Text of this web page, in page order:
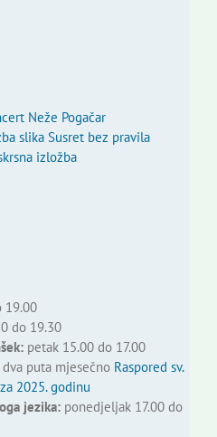
Neže Pogačar
slika Susret bez pravila
izložba
19.00
do 19.30
petak 15.00 do 17.00
puta mjesečno Raspored sv.
2025. godinu
jezika:ponedjeljak 17.00 do